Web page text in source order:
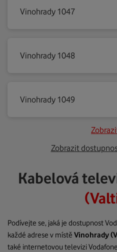
Vinohrady 1047
Vinohrady 1048
Vinohrady 1049
Zobrazit
Kabelová
Podívejte se, jaká je dostupnost
každé adrese v místě Vinohrady
také internetovou televizi